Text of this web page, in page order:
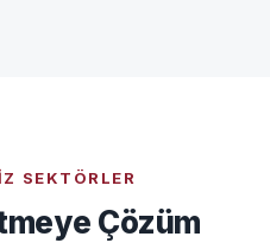
SEKTÖRLER
Çözüm